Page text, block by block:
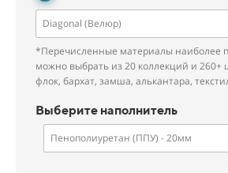
Diagonal (Велюр)
*Перечисленные материалы наиболее
можно выбрать из 20 коллекций и 260+
флок, бархат, замша, алькантара,
Выберите наполнитель
Пенополиуретан (ППУ) - 20мм